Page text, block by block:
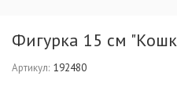
Фигурка 15 см
Артикул: 192480